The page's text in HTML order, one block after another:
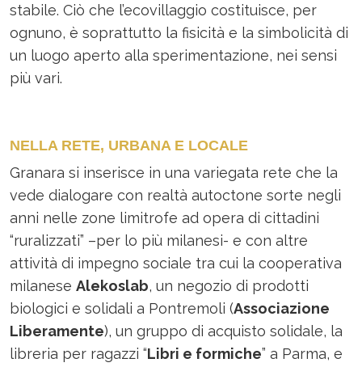
stabile. Ciò che l’ecovillaggio costituisce, per
ognuno, è soprattutto la fisicità e la simbolicità di
un luogo aperto alla sperimentazione, nei sensi
più vari.
NELLA RETE, URBANA E LOCALE
Granara si inserisce in una variegata rete che la
vede dialogare con realtà autoctone sorte negli
anni nelle zone limitrofe ad opera di cittadini
“ruralizzati” –per lo più milanesi- e con altre
attività di impegno sociale tra cui la cooperativa
milanese Alekoslab, un negozio di prodotti
biologici e solidali a Pontremoli (Associazione
Liberamente), un gruppo di acquisto solidale, la
libreria per ragazzi “Libri e formiche” a Parma, e